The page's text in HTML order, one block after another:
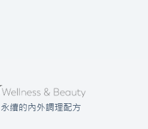
續的內外調理配方